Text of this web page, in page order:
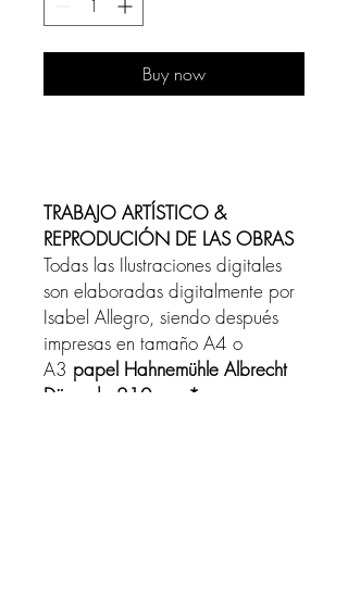
Buy now
TRABAJO ARTÍSTICO &
REPRODUCIÓN DE LAS OBRAS
Todas las Ilustraciones digitales
son elaboradas digitalmente por
Isabel Allegro, siendo después
impresas en tamaño A4 o
A3 papel Hahnemühle Albrecht
Dürer de 210 gms* y